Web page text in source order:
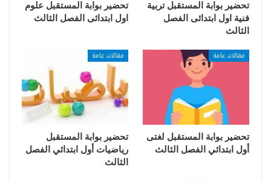
تحضير بوابة المستقبل تربية
فنية اول ابتدائى الفصل
الثالث
تحضير بوابة المستقبل علوم
اول ابتدائى الفصل الثالث
مقالات عامة
تحضير بوابة المستقبل لغتى
أول ابتدائي الفصل الثالث
مقالات عامة
تحضير بوابة المستقبل
رياضيات أول ابتدائي الفصل
الثالث